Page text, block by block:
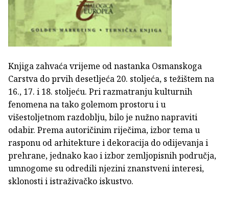
Knjiga zahvaća vrijeme od nastanka Osmanskoga
Carstva do prvih desetljeća 20. stoljeća, s težištem na
16., 17. i 18. stoljeću. Pri razmatranju kulturnih
fenomena na tako golemom prostoru i u
višestoljetnom razdoblju, bilo je nužno napraviti
odabir. Prema autoričinim riječima, izbor tema u
rasponu od arhitekture i dekoracija do odijevanja i
prehrane, jednako kao i izbor zemljopisnih područja,
umnogome su odredili njezini znanstveni interesi,
sklonosti i istraživačko iskustvo.